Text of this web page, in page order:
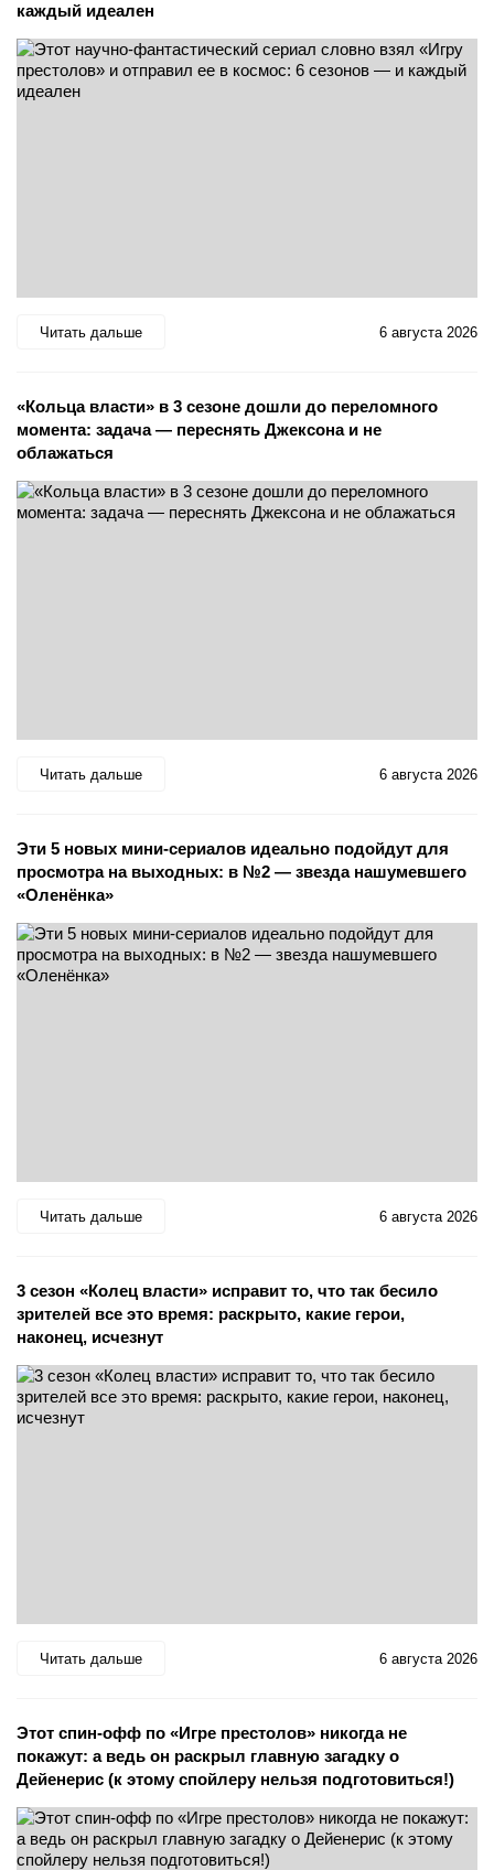
каждый идеален
Читать дальше 6 августа 2026
«Кольца власти» в 3 сезоне дошли до переломного
момента: задача — переснять Джексона и не
облажаться
Читать дальше 6 августа 2026
Эти 5 новых мини-сериалов идеально подойдут для
просмотра на выходных: в №2 — звезда нашумевшего
«Оленёнка»
Читать дальше 6 августа 2026
3 сезон «Колец власти» исправит то, что так бесило
зрителей все это время: раскрыто, какие герои,
наконец, исчезнут
Читать дальше 6 августа 2026
Этот спин-офф по «Игре престолов» никогда не
покажут: а ведь он раскрыл главную загадку о
Дейенерис (к этому спойлеру нельзя подготовиться!)